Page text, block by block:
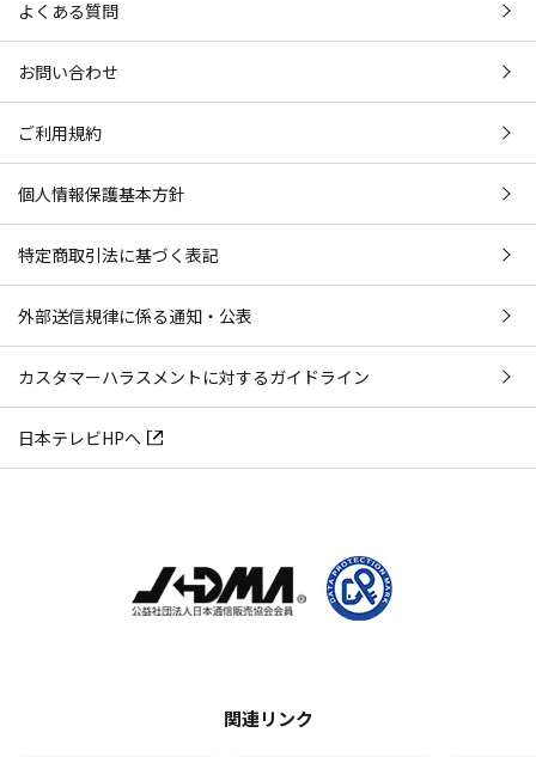
よくある質問
お問い合わせ
ご利用規約
個人情報保護基本方針
特定商取引法に基づく表記
外部送信規律に係る通知・公表
カスタマーハラスメントに対するガイドライン
日本テレビHPへ
関連リンク